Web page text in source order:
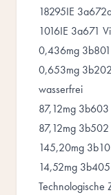
18295IE
1016IE 3a671
0,436mg
0,653mg
wasserfrei
87,12mg
87,12mg
145,20mg
14,52mg 3b405
Technologische